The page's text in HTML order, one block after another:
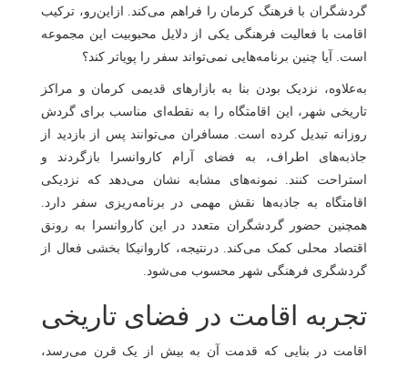
گردشگران با فرهنگ کرمان را فراهم می‌کند. ازاین‌رو، ترکیب
اقامت با فعالیت فرهنگی یکی از دلایل محبوبیت این مجموعه
است. آیا چنین برنامه‌هایی نمی‌تواند سفر را پویاتر کند؟
به‌علاوه، نزدیک بودن بنا به بازارهای قدیمی کرمان و مراکز
تاریخی شهر، این اقامتگاه را به نقطه‌ای مناسب برای گردش
روزانه تبدیل کرده است. مسافران می‌توانند پس از بازدید از
جاذبه‌های اطراف، به فضای آرام کاروانسرا بازگردند و
استراحت کنند. نمونه‌های مشابه نشان می‌دهد که نزدیکی
اقامتگاه به جاذبه‌ها نقش مهمی در برنامه‌ریزی سفر دارد.
همچنین حضور گردشگران متعدد در این کاروانسرا به رونق
اقتصاد محلی کمک می‌کند. درنتیجه، کاروانیکا بخشی فعال از
گردشگری فرهنگی شهر محسوب می‌شود.
تجربه اقامت در فضای تاریخی
اقامت در بنایی که قدمت آن به بیش از یک قرن می‌رسد،